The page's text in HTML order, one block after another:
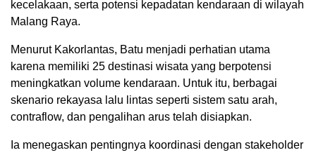
kecelakaan, serta potensi kepadatan kendaraan di wilayah
Malang Raya.
Menurut Kakorlantas, Batu menjadi perhatian utama
karena memiliki 25 destinasi wisata yang berpotensi
meningkatkan volume kendaraan. Untuk itu, berbagai
skenario rekayasa lalu lintas seperti sistem satu arah,
contraflow, dan pengalihan arus telah disiapkan.
Ia menegaskan pentingnya koordinasi dengan stakeholder